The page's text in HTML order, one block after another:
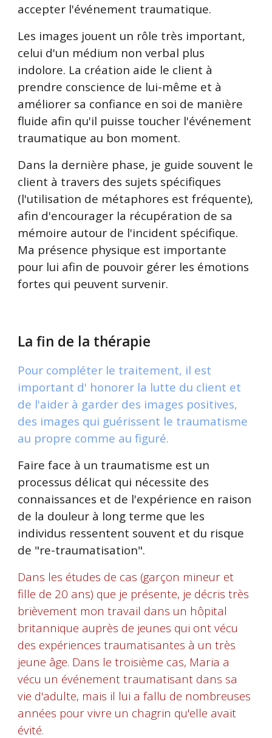
accepter l'événement traumatique.
Les images jouent un rôle très important,
celui d'un médium non verbal plus
indolore. La création aide le client à
prendre conscience de lui-même et à
améliorer sa confiance en soi de manière
fluide afin qu'il puisse toucher l'événement
traumatique au bon moment.
Dans la dernière phase, je guide souvent le
client à travers des sujets spécifiques
(l'utilisation de métaphores est fréquente),
afin d'encourager la récupération de sa
mémoire autour de l'incident spécifique.
Ma présence physique est importante
pour lui afin de pouvoir gérer les émotions
fortes qui peuvent survenir.
La fin de la thérapie
Pour compléter le traitement, il est
important d' honorer la lutte du client et
de l'aider à garder des images positives,
des images qui guérissent le traumatisme
au propre comme au figuré.
Faire face à un traumatisme est un
processus délicat qui nécessite des
connaissances et de l'expérience en raison
de la douleur à long terme que les
individus ressentent souvent et du risque
de "re-traumatisation".
Dans les études de cas (garçon mineur et
fille de 20 ans) que je présente, je décris très
brièvement mon travail dans un hôpital
britannique auprès de jeunes qui ont vécu
des expériences traumatisantes à un très
jeune âge. Dans le troisième cas, Maria a
vécu un événement traumatisant dans sa
vie d'adulte, mais il lui a fallu de nombreuses
années pour vivre un chagrin qu'elle avait
évité.